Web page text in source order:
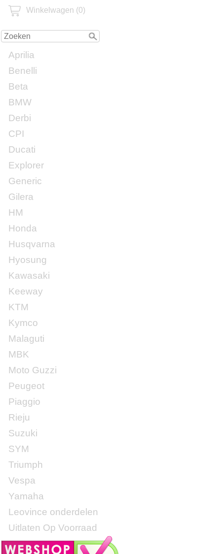
Winkelwagen (0)
Aprilia
Benelli
Beta
BMW
Derbi
CPI
Ducati
Explorer
Generic
Gilera
HM
Honda
Husqvarna
Hyosung
Kawasaki
Keeway
KTM
Kymco
Malaguti
MBK
Moto Guzzi
Peugeot
Piaggio
Rieju
Suzuki
SYM
Triumph
Vespa
Yamaha
Leovince onderdelen
Uitlaten Op Voorraad